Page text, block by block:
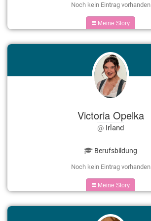
Noch kein Eintrag vorhanden
Meine Story
Victoria Opelka
Irland
Berufsbildung
Noch kein Eintrag vorhanden
Meine Story